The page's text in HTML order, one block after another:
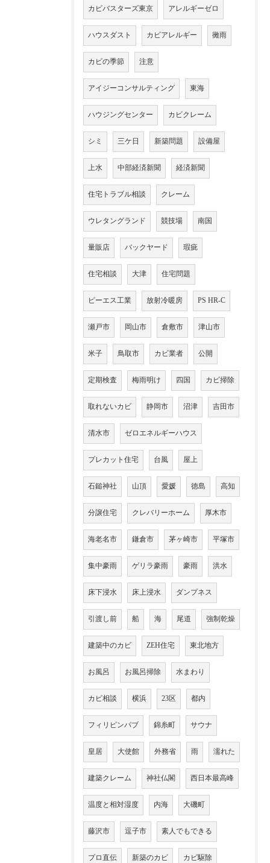
カビバスターズ東京 アレルギーゼロ
ハウスダスト カビアレルギー 黴雨
カビの季節 注意
アイジーコンサルティング 東海
ハウジングセンター カビクレーム
シミ 三ケ日 新築問題 設備屋
上水 中部経済新聞 経済新聞
住宅トラブル相談 クレーム
ウレタングランド 競技場 南国
量販店 バックヤード 瑕疵
住宅相談 大津 住宅問題
ピーエス工業 放射冷暖房 PS HR-C
瀬戸市 岡山市 倉敷市 津山市
米子 鳥取市 カビ業者 公開
定期検査 梅雨明け 四国 カビ掃除
取れないカビ 静岡市 沼津 吉田市
清水市 ゼロエネルギーハウス
プレカット住宅 台風 屋上
石鎚神社 山頂 愛媛 徳島 高知
分譲住宅 クレバリーホーム 厚木市
海老名市 鎌倉市 茅ヶ崎市 平塚市
集中豪雨 ゲリラ豪雨 豪雨 洪水
床下浸水 床上浸水 ダンプネス
引渡し前 船 海 尾道 強制乾燥
建築中のカビ ZEH住宅 東北地方
お風呂 お風呂掃除 水まわり
カビ相談 横浜 23区 都内
フィリピンパブ 錦糸町 サウナ
皇居 大使館 外務省 雨 濡れた
建築クレーム 神社仏閣 西日本最高峰
温度と相対湿度 内海 大磯町
藤沢市 逗子市 素人でもできる
プロ直伝 新築のカビ カビ駆除